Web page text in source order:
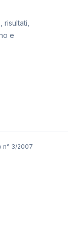
e
n° 3/2007